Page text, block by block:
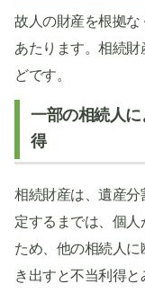
故人の財産を根拠
あたります。相続
どです。
一部の相続人
得
相続財産は、遺産
定するまでは、個
ため、他の相続人に
き出すと不当利得と